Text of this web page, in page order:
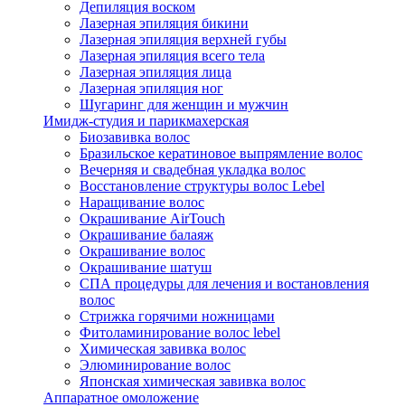
Депиляция воском
Лазерная эпиляция бикини
Лазерная эпиляция верхней губы
Лазерная эпиляция всего тела
Лазерная эпиляция лица
Лазерная эпиляция ног
Шугаринг для женщин и мужчин
Имидж-студия и парикмахерская
Биозавивка волос
Бразильское кератиновое выпрямление волос
Вечерняя и свадебная укладка волос
Восстановление структуры волос Lebel
Наращивание волос
Окрашивание AirTouch
Окрашивание балаяж
Окрашивание волос
Окрашивание шатуш
СПА процедуры для лечения и востановления
волос
Стрижка горячими ножницами
Фитоламинирование волос lebel
Химическая завивка волос
Элюминирование волос
Японская химическая завивка волос
Аппаратное омоложение